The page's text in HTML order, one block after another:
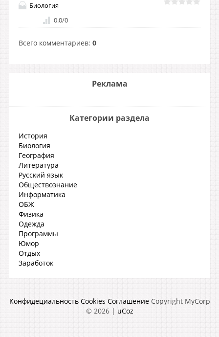
Биология
0.0/0
Всего комментариев: 0
Реклама
Категории раздела
История
Биология
География
Литература
Русский язык
Обществознание
Информатика
ОБЖ
Физика
Одежда
Программы
Юмор
Отдых
Заработок
Конфидециальность Cookies Соглашение Copyright MyCorp
© 2026| uCoz